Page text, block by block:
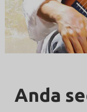
Anda